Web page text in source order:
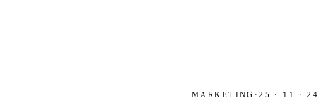
MARKETING ·25 · 11 · 24